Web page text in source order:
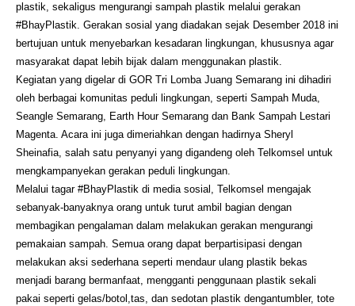
plastik, sekaligus mengurangi sampah plastik melalui gerakan
#BhayPlastik. Gerakan sosial yang diadakan sejak Desember 2018 ini
bertujuan untuk menyebarkan kesadaran lingkungan, khususnya agar
masyarakat dapat lebih bijak dalam menggunakan plastik.
Kegiatan yang digelar di GOR Tri Lomba Juang Semarang ini dihadiri
oleh berbagai komunitas peduli lingkungan, seperti Sampah Muda,
Seangle Semarang, Earth Hour Semarang dan Bank Sampah Lestari
Magenta. Acara ini juga dimeriahkan dengan hadirnya Sheryl
Sheinafia, salah satu penyanyi yang digandeng oleh Telkomsel untuk
mengkampanyekan gerakan peduli lingkungan.
Melalui tagar #BhayPlastik di media sosial, Telkomsel mengajak
sebanyak-banyaknya orang untuk turut ambil bagian dengan
membagikan pengalaman dalam melakukan gerakan mengurangi
pemakaian sampah. Semua orang dapat berpartisipasi dengan
melakukan aksi sederhana seperti mendaur ulang plastik bekas
menjadi barang bermanfaat, mengganti penggunaan plastik sekali
pakai seperti gelas/botol,tas, dan sedotan plastik dengantumbler, tote